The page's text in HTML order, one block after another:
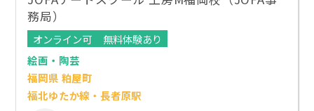
務局）
オンライン可
無料体験あり
絵画・陶芸
福岡県 粕屋町
福北ゆたか線・長者原駅